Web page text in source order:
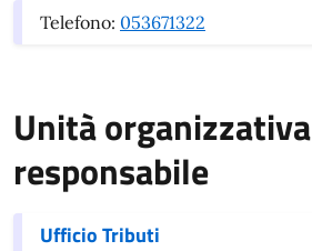
Telefono: 053671322
Unità organizzativa
responsabile
Ufficio Tributi